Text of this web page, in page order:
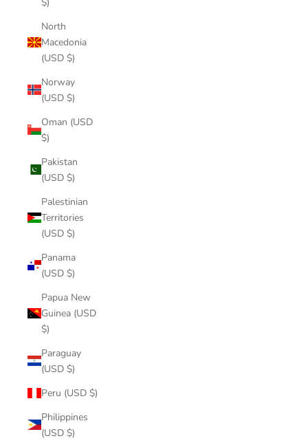
North
Macedonia
(USD $)
Norway
(USD $)
Oman (USD
$)
Pakistan
(USD $)
Palestinian
Territories
(USD $)
Panama
(USD $)
Papua New
Guinea (USD
$)
Paraguay
(USD $)
Peru (USD $)
Philippines
(USD $)